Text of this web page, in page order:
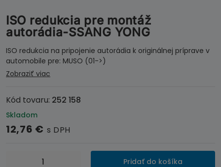
ISO redukcia pre montáž
autorádia-SSANG YONG
ISO redukcia na pripojenie autorádia k originálnej príprave v
automobile pre: MUSO (01->)
Zobraziť viac
Kód tovaru: 252 158
Skladom
12,76 € s DPH
množstvo
Pridať do košíka